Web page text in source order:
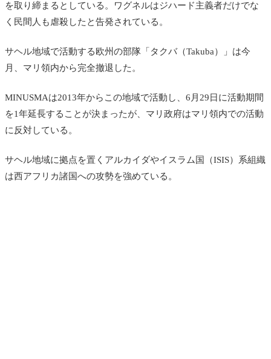
を取り締まるとしている。ワグネルはジハード主義者だけでな
く民間人も虐殺したと告発されている。
サヘル地域で活動する欧州の部隊「タクバ（Takuba）」は今
月、マリ領内から完全撤退した。
MINUSMAは2013年からこの地域で活動し、6月29日に活動期間
を1年延長することが決まったが、マリ政府はマリ領内での活動
に反対している。
サヘル地域に拠点を置くアルカイダやイスラム国（ISIS）系組織
は西アフリカ諸国への攻勢を強めている。